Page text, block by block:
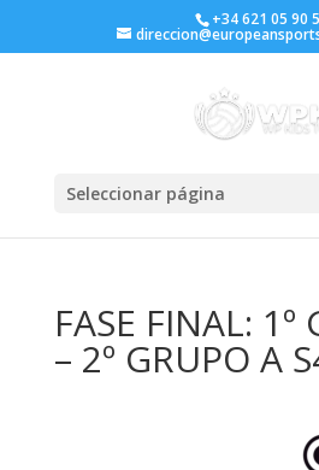
+34 621 05 90
Seleccionar página
FASE FINAL: 1º
– 2º GRUPO A